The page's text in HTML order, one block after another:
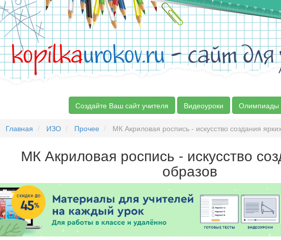
kopilkaurokov.ru- сайт для
Создайте Ваш сайт учителя Видеоуроки Олимпиады
Главная ИЗО Прочее МК Акриловая роспись - искусство создания
МК Акриловая роспись - искусство
образов